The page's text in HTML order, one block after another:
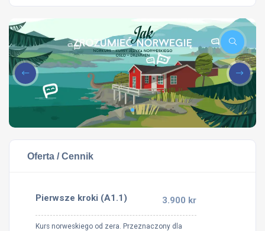
Oferta / Cennik
Pierwsze kroki (A1.1) 3.900 kr
Kurs norweskiego od zera. Przeznaczony dla